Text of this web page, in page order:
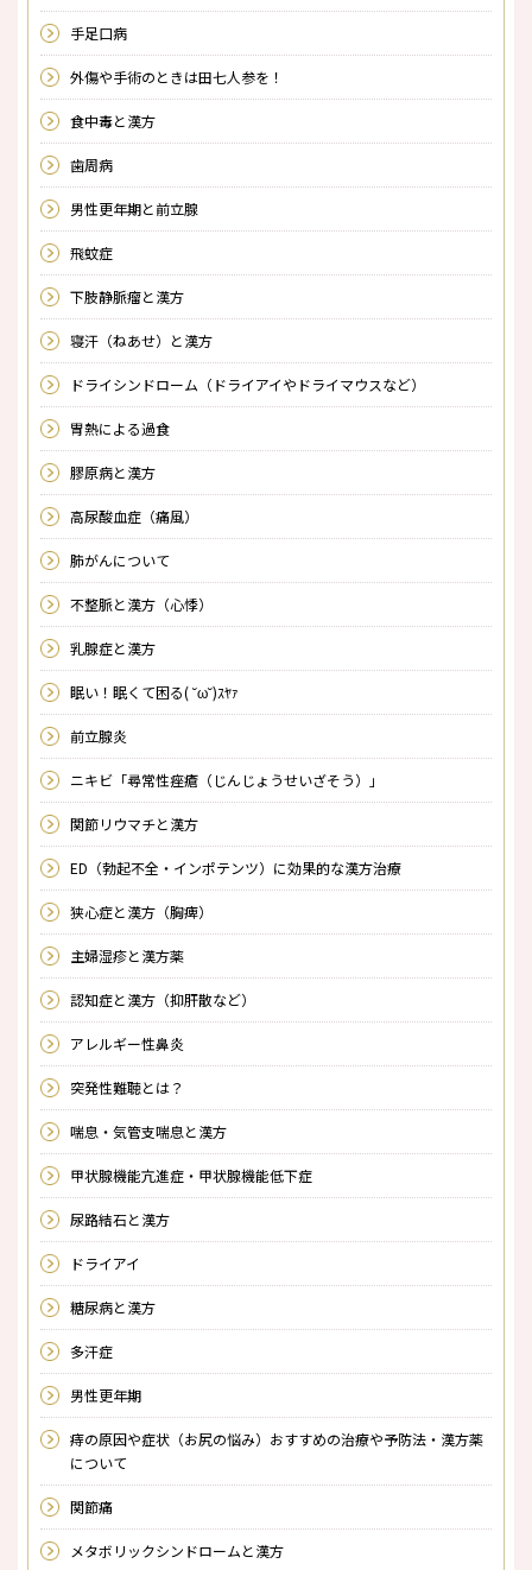
手足口病
外傷や手術のときは田七人参を！
食中毒と漢方
歯周病
男性更年期と前立腺
飛蚊症
下肢静脈瘤と漢方
寝汗（ねあせ）と漢方
ドライシンドローム（ドライアイやドライマウスなど）
胃熱による過食
膠原病と漢方
高尿酸血症（痛風）
肺がんについて
不整脈と漢方（心悸）
乳腺症と漢方
眠い！眠くて困る( ˘ω˘)ｽﾔｧ
前立腺炎
ニキビ「尋常性痤瘡（じんじょうせいざそう）」
関節リウマチと漢方
ED（勃起不全・インポテンツ）に効果的な漢方治療
狭心症と漢方（胸痺）
主婦湿疹と漢方薬
認知症と漢方（抑肝散など）
アレルギー性鼻炎
突発性難聴とは？
喘息・気管支喘息と漢方
甲状腺機能亢進症・甲状腺機能低下症
尿路結石と漢方
ドライアイ
糖尿病と漢方
多汗症
男性更年期
痔の原因や症状（お尻の悩み）おすすめの治療や予防法・漢方薬
について
関節痛
メタボリックシンドロームと漢方